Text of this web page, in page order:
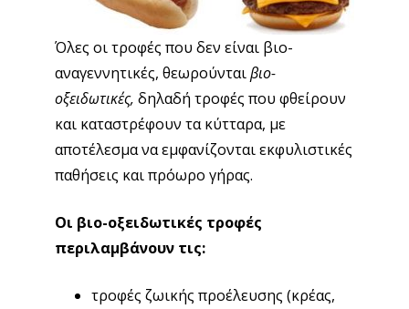
Όλες οι τροφές που δεν είναι βιο-
αναγεννητικές, θεωρούνταιβιο-
οξειδωτικές, δηλαδή τροφές που φθείρουν
και καταστρέφουν τα κύτταρα, με
αποτέλεσμα να εμφανίζονται εκφυλιστικές
παθήσεις και πρόωρο γήρας.
Οι βιο-οξειδωτικές τροφές
περιλαμβάνουν τις:
τροφές ζωικής προέλευσης (κρέας,